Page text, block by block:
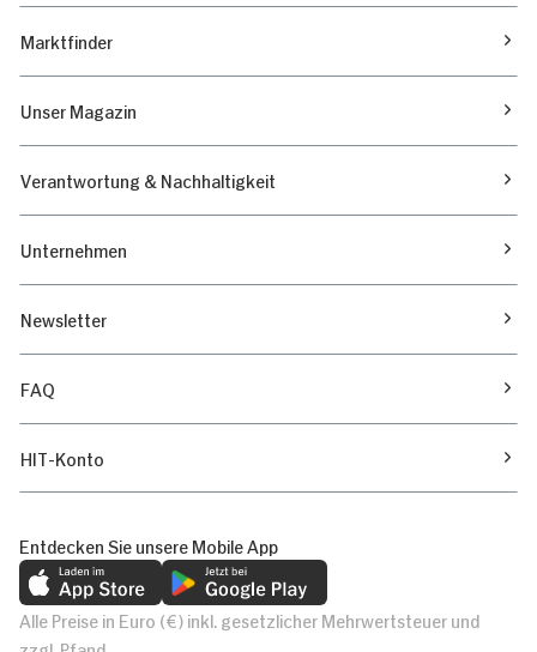
Marktfinder
Unser Magazin
Verantwortung & Nachhaltigkeit
Unternehmen
Newsletter
FAQ
HIT-Konto
Entdecken Sie unsere Mobile App
Alle Preise in Euro (€) inkl. gesetzlicher Mehrwertsteuer und